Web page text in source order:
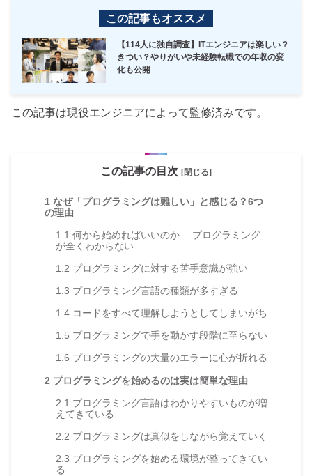
この記事もオススメ
【114人に独自調査】ITエンジニアは楽しい？
きつい？やりがいや未経験転職での年収の変
化も公開
この記事は現役エンジニアによって監修済みです。
この記事の目次 [閉じる]
1 なぜ「プログラミングは難しい」と感じる？6つ
の理由
1.1 何から始めればいいのか… プログラミング
が全くわからない
1.2 プログラミングに対する苦手意識が強い
1.3 プログラミング言語の種類が多すぎる
1.4 コードをすべて理解しようとしてしまいがち
1.5 プログラミングで手を動かす段階に至らない
1.6 プログラミングの大量のエラーに心が折れる
2 プログラミングを始めるのは実は簡単な理由
2.1 プログラミング言語はわかりやすいものが増
えてきている
2.2 プログラミングは真似をしながら覚えていく
2.3 プログラミングを始める環境が整ってきてい
る